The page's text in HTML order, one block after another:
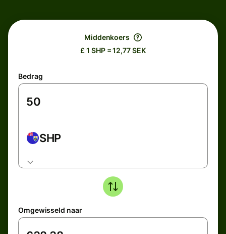
Middenkoers
£ 1 SHP = 12,77 SEK
Bedrag
SHP
Omgewisseld naar